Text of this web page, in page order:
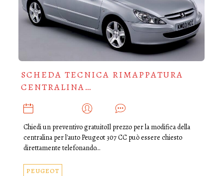
SCHEDA TECNICA RIMAPPATURA
CENTRALINA…
Chiedi un preventivo gratuitoIl prezzo per la modifica della
centralina per l'auto Peugeot 307 CC può essere chiesto
direttamente telefonando…
PEUGEOT